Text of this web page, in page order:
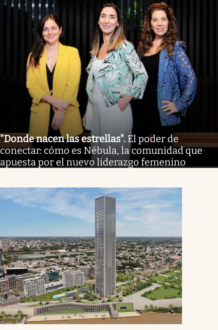
"Donde nacen las estrellas". El poder de
conectar: cómo es Nébula, la comunidad que
apuesta por el nuevo liderazgo femenino